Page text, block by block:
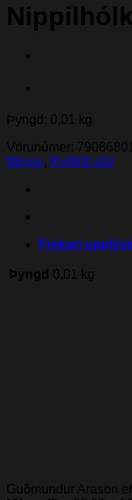
Þyngd: 0,01 kg
Vörunúmer:
fittings, Ryðfrítt stál
Frekari
Þyngd 0,01 kg
Guðmundur Arason